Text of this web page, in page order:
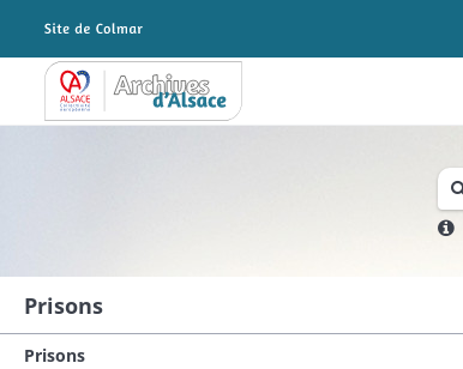
Archives Alsace - Colmar
Prisons
Prisons